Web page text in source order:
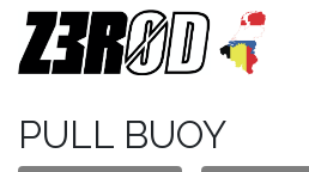
Overslaan naar inhoud
PULL BUOY